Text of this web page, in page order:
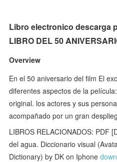
Libro electronico descarga
LIBRO DEL 50
Overview
En el 50 aniversario del film El
diferentes aspectos de la
original. los actores y sus
acompañado por un gran
LIBROS RELACIONADOS: PDF
del agua. Diccionario visual
Dictionary) by DK on Iphone